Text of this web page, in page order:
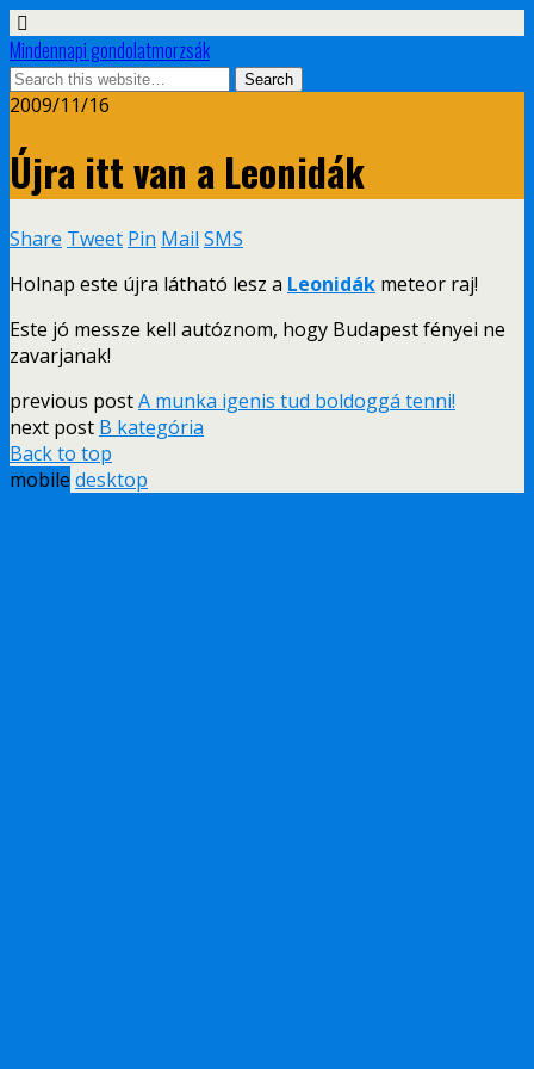
Mindennapi gondolatmorzsák
2009/11/16
Újra itt van a Leonidák
Share Tweet Pin Mail SMS
Holnap este újra látható lesz a Leonidák meteor raj!
Este jó messze kell autóznom, hogy Budapest fényei ne
zavarjanak!
previous postA munka igenis tud boldoggá tenni!
next post B kategória
Back to top
mobile desktop